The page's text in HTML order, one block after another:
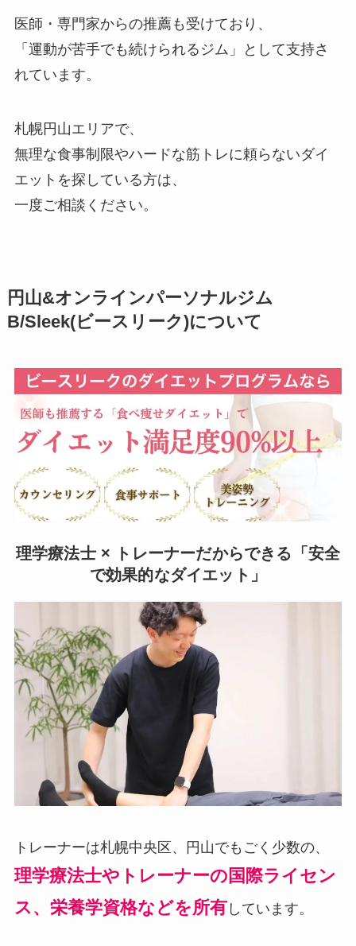
医師・専門家からの推薦も受けており、
「運動が苦手でも続けられるジム」として支持さ
れています。
札幌円山エリアで、
無理な食事制限やハードな筋トレに頼らないダイ
エットを探している方は、
一度ご相談ください。
円山&オンラインパーソナルジム
B/Sleek(ビースリーク)について
理学療法士 × トレーナーだからできる「安全
で効果的なダイエット」
トレーナーは札幌中央区、円山でもごく少数の、
理学療法士やトレーナーの国際ライセン
ス、栄養学資格などを所有 しています。